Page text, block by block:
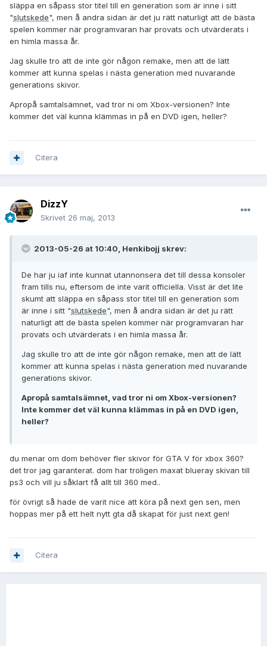
släppa en såpass stor titel till en generation som är inne i sitt
"slutskede", men å andra sidan är det ju rätt naturligt att de bästa
spelen kommer när programvaran har provats och utvärderats i
en himla massa år.
Jag skulle tro att de inte gör någon remake, men att de lätt
kommer att kunna spelas i nästa generation med nuvarande
generations skivor.
Apropå samtalsämnet, vad tror ni om Xbox-versionen? Inte
kommer det väl kunna klämmas in på en DVD igen, heller?
Citera
DizzY
Skrivet 26 maj, 2013
2013-05-26 at 10:40, Henkibojj skrev:
De har ju iaf inte kunnat utannonsera det till dessa konsoler
fram tills nu, eftersom de inte varit officiella. Visst är det lite
skumt att släppa en såpass stor titel till en generation som
är inne i sitt "slutskede", men å andra sidan är det ju rätt
naturligt att de bästa spelen kommer när programvaran har
provats och utvärderats i en himla massa år.
Jag skulle tro att de inte gör någon remake, men att de lätt
kommer att kunna spelas i nästa generation med nuvarande
generations skivor.
Apropå samtalsämnet, vad tror ni om Xbox-versionen?
Inte kommer det väl kunna klämmas in på en DVD igen,
heller?
du menar om dom behöver fler skivor för GTA V för xbox 360?
det tror jag garanterat. dom har troligen maxat blueray skivan till
ps3 och vill ju såklart få allt till 360 med..
för övrigt så hade de varit nice att köra på next gen sen, men
hoppas mer på ett helt nytt gta då skapat för just next gen!
Citera